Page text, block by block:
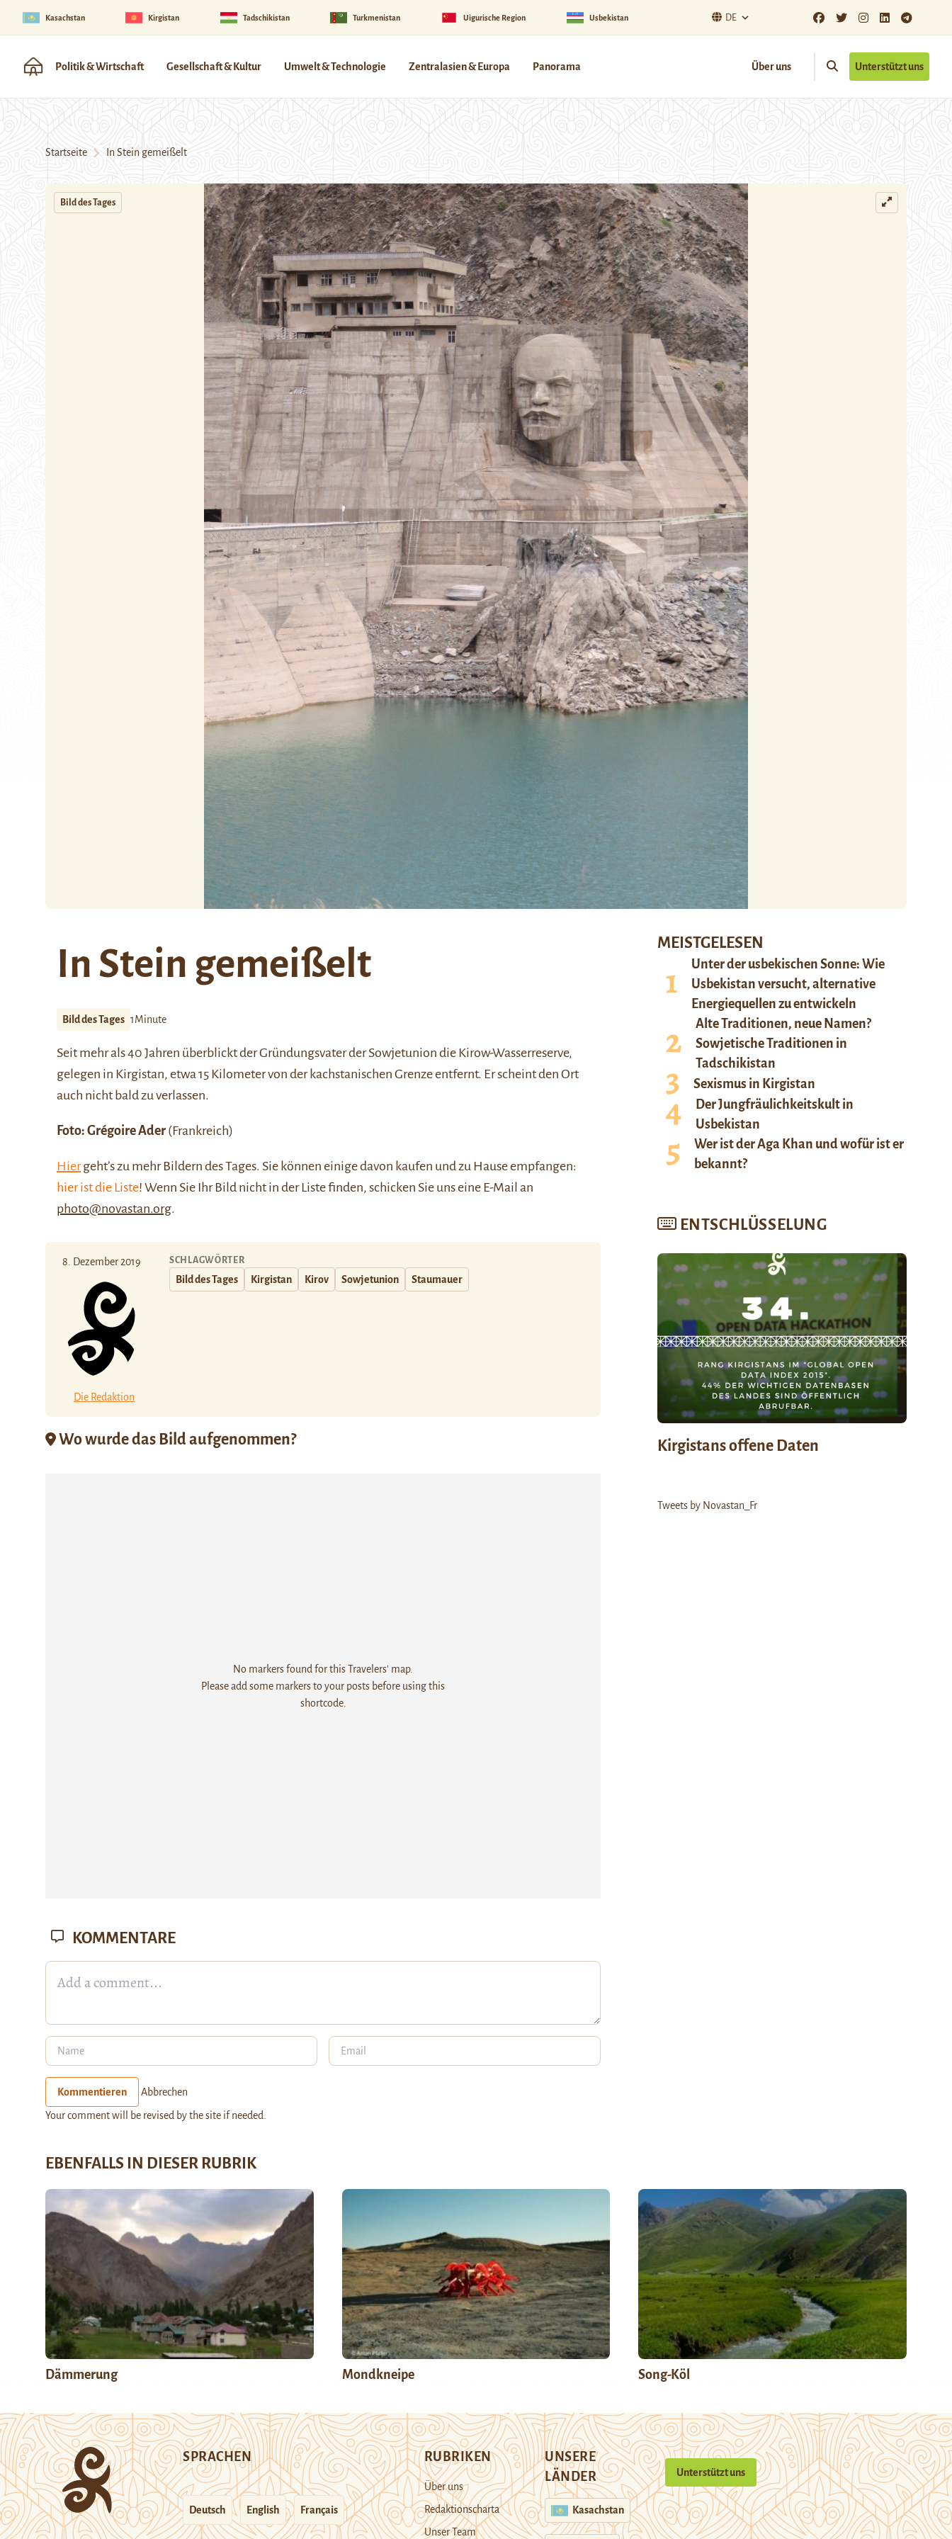
Kasachstan Kirgistan Tadschikistan Turkmenistan Uigurische Region Usbekistan DE
Politik & Wirtschaft Gesellschaft & Kultur Umwelt & Technologie Zentralasien & Europa Panorama Über uns Unterstützt uns
Startseite In Stein gemeißelt
Bild des Tages
In Stein gemeißelt
Bild des Tages 1Minute
Seit mehr als 40 Jahren überblickt der Gründungsvater derSowjetunion die Kirow-Wasserreserve,
gelegen in Kirgistan, etwa 15 Kilometer von der kachstanischen Grenze entfernt. Er scheint den Ort
auch nicht bald zu verlassen.
Foto: Grégoire Ader (Frankreich)
Hiergeht’s zu mehr Bildern des Tages. Sie können einige davon kaufen und zu Hause empfangen:
hier ist die Liste! Wenn Sie Ihr Bild nicht in der Liste finden, schicken Sie uns eine E-Mail an
photo@novastan.org.
8. Dezember 2019
Die Redaktion
SCHLAGWÖRTER
Bild des Tages Kirgistan Kirov Sowjetunion Staumauer
Wo wurde das Bild aufgenommen?
No markers found for this Travelers' map.
Please add some markers to your posts before using this
shortcode.
MEISTGELESEN
Unter der usbekischen Sonne: Wie
Usbekistan versucht, alternative
Energiequellen zu entwickeln
Alte Traditionen, neue Namen?
Sowjetische Traditionen in
Tadschikistan
Sexismus in Kirgistan
Der Jungfräulichkeitskult in
Usbekistan
Wer ist der Aga Khan und wofür ist er
bekannt?
ENTSCHLÜSSELUNG
Kirgistans offene Daten
Tweets by Novastan_Fr
KOMMENTARE
Kommentieren Abbrechen
Your comment will be revised by the site if needed.
EBENFALLS IN DIESER RUBRIK
Dämmerung Mondkneipe Song-Köl
SPRACHEN
Deutsch English Français
RUBRIKEN
Über uns
Redaktionscharta
Unser Team
UNSERE
LÄNDER
Kasachstan
Unterstützt uns